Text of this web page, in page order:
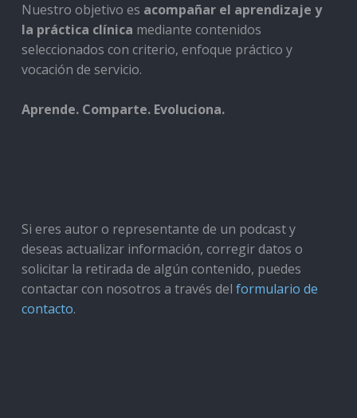
Nuestro objetivo es acompañar el aprendizaje y
la práctica clínica mediante contenidos
seleccionados con criterio, enfoque práctico y
vocación de servicio.
Aprende. Comparte. Evoluciona.
Si eres autor o representante de un podcast y
deseas actualizar información, corregir datos o
solicitar la retirada de algún contenido, puedes
contactar con nosotros a través del formulario de
contacto.